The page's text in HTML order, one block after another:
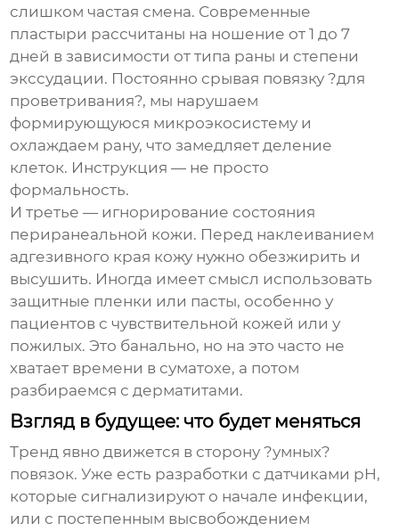
слишком частая смена. Современные
пластыри рассчитаны на ношение от 1 до 7
дней в зависимости от типа раны и степени
экссудации. Постоянно срывая повязку ?для
проветривания?, мы нарушаем
формирующуюся микроэкосистему и
охлаждаем рану, что замедляет деление
клеток. Инструкция — не просто
формальность.
И третье — игнорирование состояния
периранеальной кожи. Перед наклеиванием
адгезивного края кожу нужно обезжирить и
высушить. Иногда имеет смысл использовать
защитные пленки или пасты, особенно у
пациентов с чувствительной кожей или у
пожилых. Это банально, но на это часто не
хватает времени в суматохе, а потом
разбираемся с дерматитами.
Взгляд в будущее: что будет меняться
Тренд явно движется в сторону ?умных?
повязок. Уже есть разработки с датчиками pH,
которые сигнализируют о начале инфекции,
или с постепенным высвобождением